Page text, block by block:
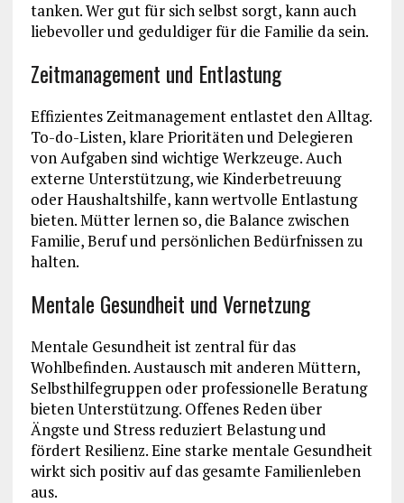
tanken. Wer gut für sich selbst sorgt, kann auch
liebevoller und geduldiger für die Familie da sein.
Zeitmanagement und Entlastung
Effizientes Zeitmanagement entlastet den Alltag.
To-do-Listen, klare Prioritäten und Delegieren
von Aufgaben sind wichtige Werkzeuge. Auch
externe Unterstützung, wie Kinderbetreuung
oder Haushaltshilfe, kann wertvolle Entlastung
bieten. Mütter lernen so, die Balance zwischen
Familie, Beruf und persönlichen Bedürfnissen zu
halten.
Mentale Gesundheit und Vernetzung
Mentale Gesundheit ist zentral für das
Wohlbefinden. Austausch mit anderen Müttern,
Selbsthilfegruppen oder professionelle Beratung
bieten Unterstützung. Offenes Reden über
Ängste und Stress reduziert Belastung und
fördert Resilienz. Eine starke mentale Gesundheit
wirkt sich positiv auf das gesamte Familienleben
aus.